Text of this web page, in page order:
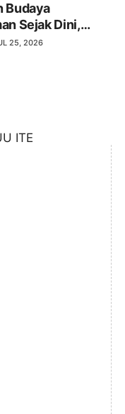
Budaya
Sejak Dini,
Helm di Hari
25, 2026
ITE